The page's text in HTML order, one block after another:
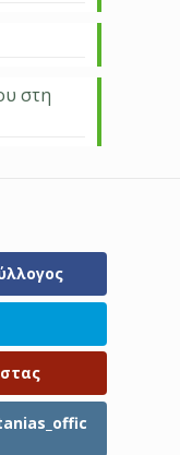
στη